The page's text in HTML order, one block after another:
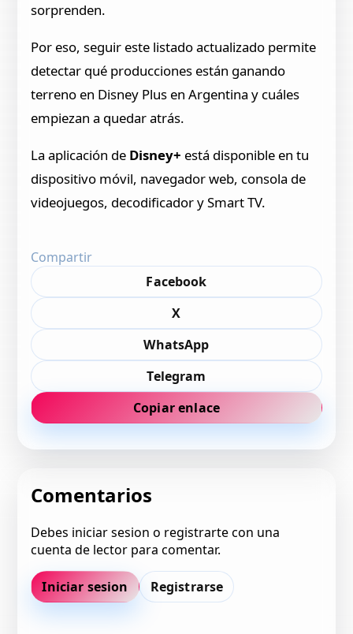
sorprenden.
Por eso, seguir este listado actualizado permite
detectar qué producciones están ganando
terreno en Disney Plus en Argentina y cuáles
empiezan a quedar atrás.
La aplicación de Disney+ está disponible en tu
dispositivo móvil, navegador web, consola de
videojuegos, decodificador y Smart TV.
Compartir
Facebook
X
WhatsApp
Telegram
Copiar enlace
Comentarios
Debes iniciar sesion o registrarte con una
cuenta de lector para comentar.
Iniciar sesion Registrarse